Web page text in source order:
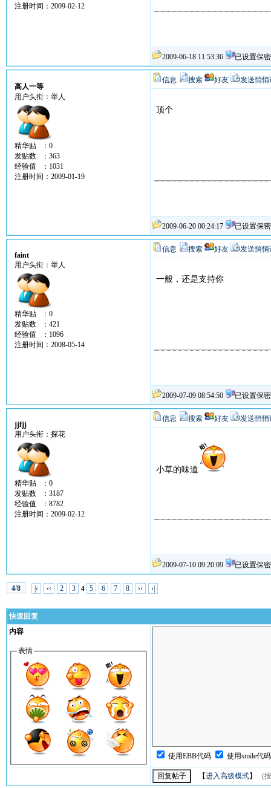
注册时间：2009-02-12
2009-06-18 11:53:36 已设置保密
高人一等
用户头衔：举人
精华贴 ：0
发贴数 ：363
经验值 ：1031
注册时间：2009-01-19
信息 搜索 好友 发送悄悄
顶个
2009-06-20 00:24:17 已设置保密
faint
用户头衔：举人
精华贴 ：0
发贴数 ：421
经验值 ：1096
注册时间：2008-05-14
信息 搜索 好友 发送悄悄
一般，还是支持你
2009-07-09 08:54:50 已设置保密
jjfjj
用户头衔：探花
精华贴 ：0
发贴数 ：3187
经验值 ：8782
注册时间：2009-02-12
信息 搜索 好友 发送悄悄
小草的味道
2009-07-10 09:20:09 已设置保密
4/8 |‹ ‹‹ 2 3 4 5 6 7 8 ›› ›|
快速回复
内容
表情
使用EBB代码 使用smile代
【进入高级模式】 (